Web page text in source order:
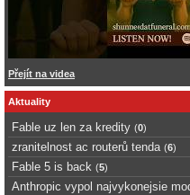
Přejít na videa
Aktuality
Fable uz len za kredity (0)
zranitelnost ac routerů tenda (6)
Fable 5 is back (5)
Anthropic vypol najvykonejsie